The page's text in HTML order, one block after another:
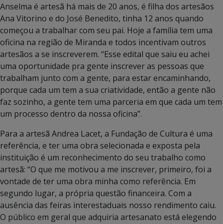
Anselma é artesã há mais de 20 anos, é filha dos artesãos
Ana Vitorino e do José Benedito, tinha 12 anos quando
começou a trabalhar com seu pai. Hoje a família tem uma
oficina na região de Miranda e todos incentivam outros
artesãos a se inscreverem. “Esse edital que saiu eu achei
uma oportunidade pra gente inscrever as pessoas que
trabalham junto com a gente, para estar encaminhando,
porque cada um tem a sua criatividade, então a gente não
faz sozinho, a gente tem uma parceria em que cada um tem
um processo dentro da nossa oficina”.
Para a artesã Andrea Lacet, a Fundação de Cultura é uma
referência, e ter uma obra selecionada e exposta pela
instituição é um reconhecimento do seu trabalho como
artesã: “O que me motivou a me inscrever, primeiro, foi a
vontade de ter uma obra minha como referência. Em
segundo lugar, a própria questão financeira. Com a
ausência das feiras interestaduais nosso rendimento caiu.
O público em geral que adquiria artesanato está elegendo